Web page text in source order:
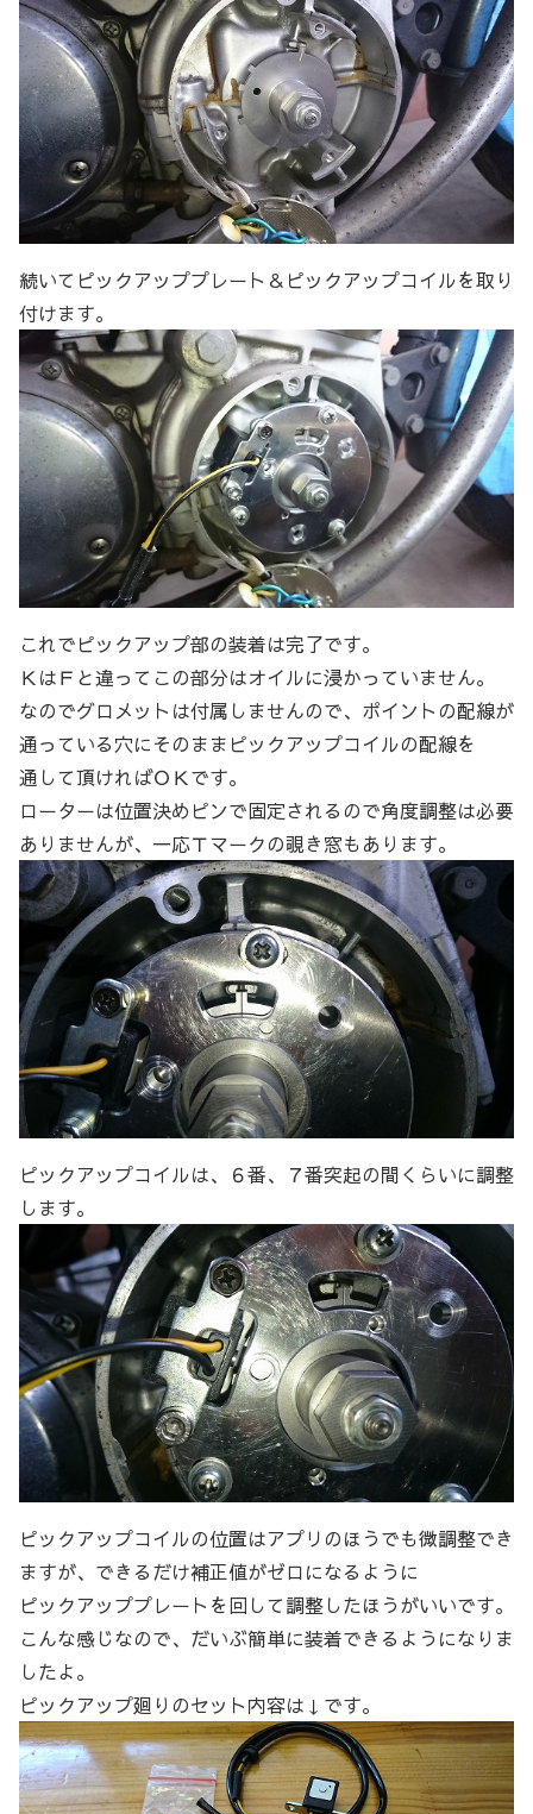
続いてピックアッププレート＆ピックアップコイルを取り
付けます。
これでピックアップ部の装着は完了です。
ＫはＦと違ってこの部分はオイルに浸かっていません。
なのでグロメットは付属しませんので、ポイントの配線が
通っている穴にそのままピックアップコイルの配線を
通して頂ければＯＫです。
ローターは位置決めピンで固定されるので角度調整は必要
ありませんが、一応Ｔマークの覗き窓もあります。
ピックアップコイルは、６番、７番突起の間くらいに調整
します。
ピックアップコイルの位置はアプリのほうでも微調整でき
ますが、できるだけ補正値がゼロになるように
ピックアッププレートを回して調整したほうがいいです。
こんな感じなので、だいぶ簡単に装着できるようになりま
したよ。
ピックアップ廻りのセット内容は↓です。